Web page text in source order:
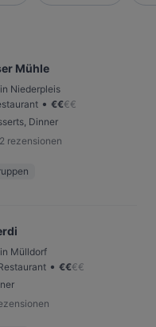
Mühle
Niederpleis
• €€€€
Dinner
rezensionen
Mülldorf
• €€€€